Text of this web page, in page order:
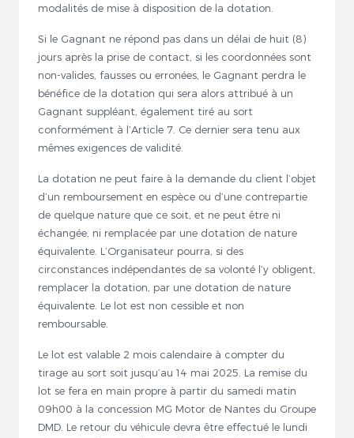
modalités de mise à disposition de la dotation.
Si le Gagnant ne répond pas dans un délai de huit (8)
jours après la prise de contact, si les coordonnées sont
non-valides, fausses ou erronées, le Gagnant perdra le
bénéfice de la dotation qui sera alors attribué à un
Gagnant suppléant, également tiré au sort
conformément à l’Article 7. Ce dernier sera tenu aux
mêmes exigences de validité.
La dotation ne peut faire à la demande du client l’objet
d’un remboursement en espèce ou d’une contrepartie
de quelque nature que ce soit, et ne peut être ni
échangée, ni remplacée par une dotation de nature
équivalente. L’Organisateur pourra, si des
circonstances indépendantes de sa volonté l’y obligent,
remplacer la dotation, par une dotation de nature
équivalente. Le lot est non cessible et non
remboursable.
Le lot est valable 2 mois calendaire à compter du
tirage au sort soit jusqu’au 14 mai 2025. La remise du
lot se fera en main propre à partir du samedi matin
09h00 à la concession MG Motor de Nantes du Groupe
DMD. Le retour du véhicule devra être effectué le lundi